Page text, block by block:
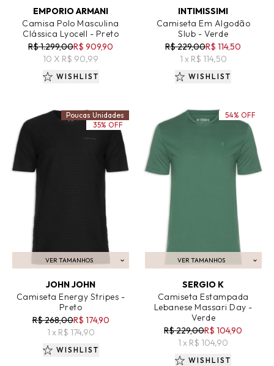
EMPORIO ARMANI
Camisa Polo Masculina
Clássica Lyocell - Preto
R$ 1.299,00R$ 909,90
10 X R$ 90,99
WISHLIST
INTIMISSIMI
Camiseta Em Algodão
Slub - Verde
R$ 229,00R$ 114,50
1 x R$ 114,50
WISHLIST
VER TAMANHOS
ADICIONAR AO CARRINHO
JOHN JOHN
Camiseta Energy Stripes -
Preto
R$ 268,00R$ 174,90
1 x R$ 174,90
Poucas Unidades
35% OFF
WISHLIST
VER TAMANHOS
ADICIONAR AO CARRINHO
SERGIO K
Camiseta Estampada
Lebanese Massari Day -
Verde
R$ 229,00R$ 104,90
1 x R$ 104,90
54% OFF
WISHLIST